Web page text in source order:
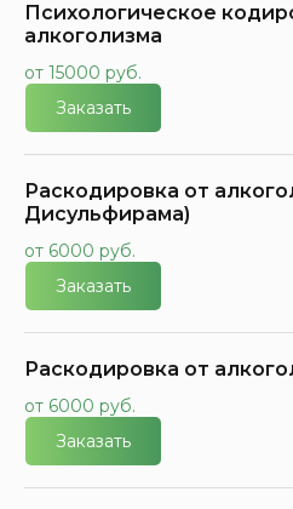
Психологическое
алкоголизма
от 15000 руб.
Заказать
Раскодировка от
Дисульфирама)
от 6000 руб.
Заказать
Раскодировка от
от 6000 руб.
Заказать